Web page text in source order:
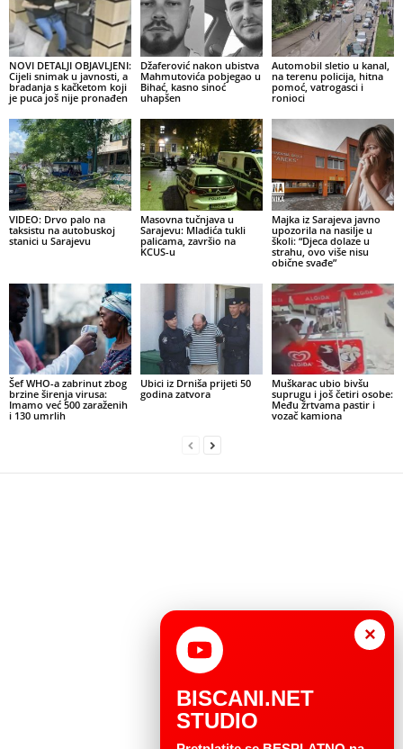
NOVI DETALJI OBJAVLJENI:
Cijeli snimak u javnosti, a
bradanja s kačketom koji
je puca još nije pronađen
Džaferović nakon ubistva
Mahmutovića pobjegao u
Bihać, kasno sinoć
uhapšen
Automobil sletio u kanal,
na terenu policija, hitna
pomoć, vatrogasci i
ronioci
VIDEO: Drvo palo na
taksistu na autobuskoj
stanici u Sarajevu
Masovna tučnjava u
Sarajevu: Mladića tukli
palicama, završio na
KCUS-u
Majka iz Sarajeva javno
upozorila na nasilje u
školi: “Djeca dolaze u
strahu, ovo više nisu
obične svađe”
Šef WHO-a zabrinut zbog
brzine širenja virusa:
Imamo već 500 zaraženih
i 130 umrlih
Ubici iz Drniša prijeti 50
godina zatvora
Muškarac ubio bivšu
suprugu i još četiri osobe:
Među žrtvama pastir i
vozač kamiona
×
BISCANI.NET
STUDIO